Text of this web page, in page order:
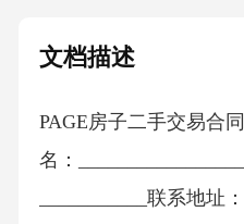
文档描述
PAGE房子二手交易合
名：
___________联系地址